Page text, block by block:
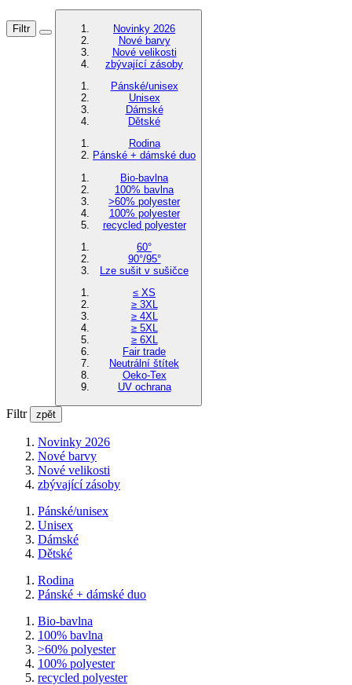
Filtr
Novinky 2026
Nové barvy
Nové velikosti
zbývající zásoby
Pánské/unisex
Unisex
Dámské
Dětské
Rodina
Pánské + dámské duo
Bio-bavlna
100% bavlna
>60% polyester
100% polyester
recycled polyester
60°
90°/95°
Lze sušit v sušičce
≤ XS
≥ 3XL
≥ 4XL
≥ 5XL
≥ 6XL
Fair trade
Neutrální štítek
Oeko-Tex
UV ochrana
Filtr zpět
Novinky 2026
Nové barvy
Nové velikosti
zbývající zásoby
Pánské/unisex
Unisex
Dámské
Dětské
Rodina
Pánské + dámské duo
Bio-bavlna
100% bavlna
>60% polyester
100% polyester
recycled polyester